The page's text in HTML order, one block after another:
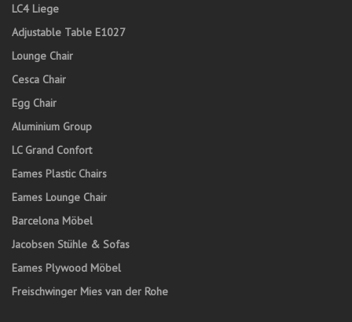
LC4 Liege
Adjustable Table E1027
Lounge Chair
Cesca Chair
Egg Chair
Aluminium Group
LC Grand Confort
Eames Plastic Chairs
Eames Lounge Chair
Barcelona Möbel
Jacobsen Stühle & Sofas
Eames Plywood Möbel
Freischwinger Mies van der Rohe